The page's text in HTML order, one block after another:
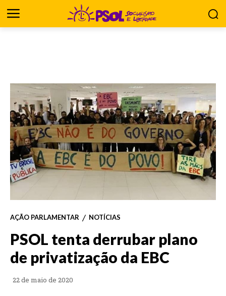
AÇÃO PARLAMENTAR NOTÍCIAS
PSOL tenta derrubar plano
de privatização da EBC
22 de maio de 2020